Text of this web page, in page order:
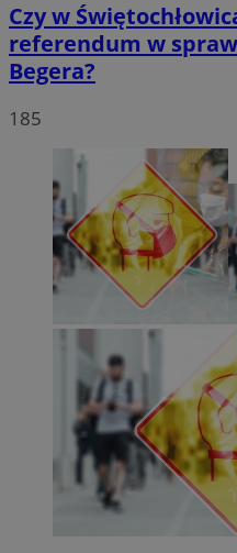
Czy w
referendum w
Begera?
185